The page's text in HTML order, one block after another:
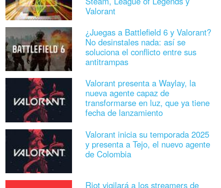
Valorant
¿Juegas a Battlefield 6 y Valorant?
No desinstales nada: así se
soluciona el conflicto entre sus
antitrampas
Valorant presenta a Waylay, la
nueva agente capaz de
transformarse en luz, que ya tiene
fecha de lanzamiento
Valorant inicia su temporada 2025
y presenta a Tejo, el nuevo agente
de Colombia
Riot vigilará a los streamers de